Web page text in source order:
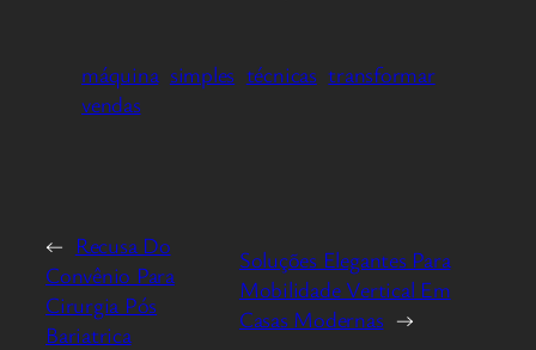
máquina simples técnicas transformar
vendas
← Recusa Do
Convênio Para
Cirurgia Pós
Bariatrica
Soluções Elegantes Para
Mobilidade Vertical Em
Casas Modernas →